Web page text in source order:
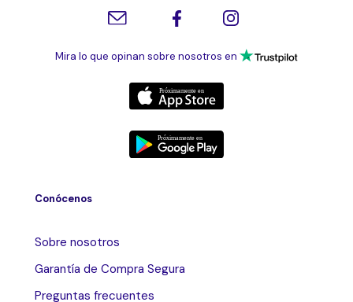
Mira lo que opinan sobre nosotros en
Conócenos
Sobre nosotros
Garantía de Compra Segura
Preguntas frecuentes